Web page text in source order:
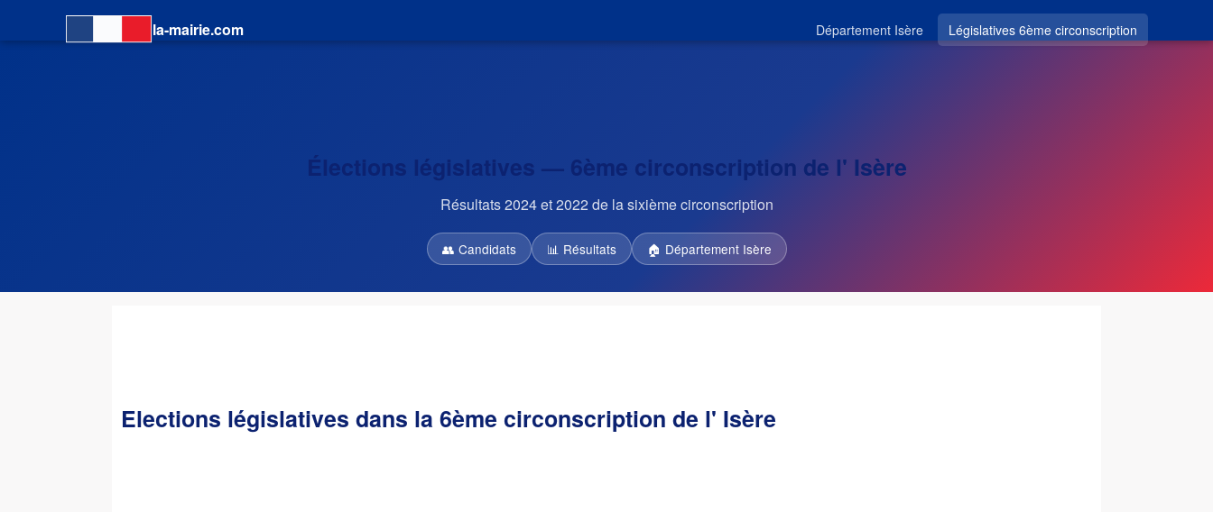
la-mairie.com Département Isère Législatives 6ème circonscription
Élections législatives — 6ème circonscription de l' Isère
Résultats 2024 et 2022 de la sixième circonscription
👥 Candidats 📊 Résultats 🏠 Département Isère
Elections législatives dans la 6ème circonscription de l' Isère